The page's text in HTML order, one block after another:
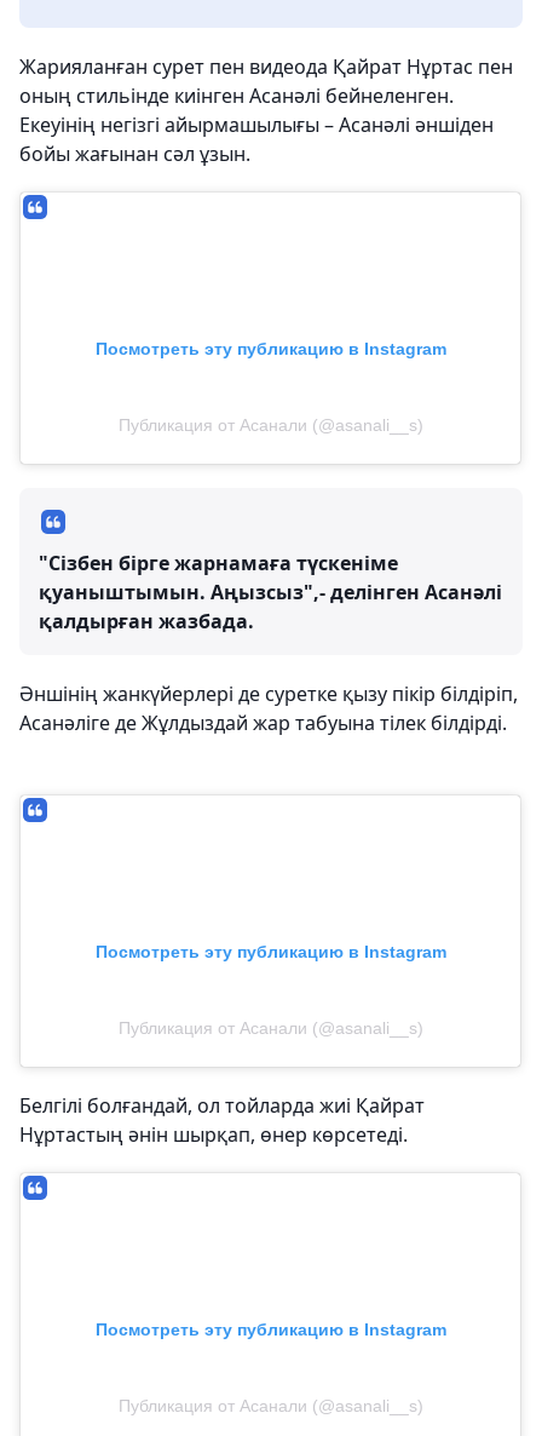
Жарияланған сурет пен видеода Қайрат Нұртас пен
оның стильінде киінген Асанәлі бейнеленген.
Екеуінің негізгі айырмашылығы – Асанәлі әншіден
бойы жағынан сәл ұзын.
Посмотреть эту публикацию в Instagram
Публикация от Асанали (@asanali__s)
"Сізбен бірге жарнамаға түскеніме
қуаныштымын. Аңызсыз",- делінген Асанәлі
қалдырған жазбада.
Әншінің жанкүйерлері де суретке қызу пікір білдіріп,
Асанәліге де Жұлдыздай жар табуына тілек білдірді.
Посмотреть эту публикацию в Instagram
Публикация от Асанали (@asanali__s)
Белгілі болғандай, ол тойларда жиі Қайрат
Нұртастың әнін шырқап, өнер көрсетеді.
Посмотреть эту публикацию в Instagram
Публикация от Асанали (@asanali__s)